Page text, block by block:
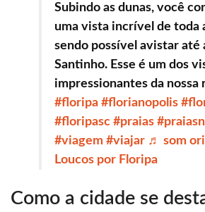
Subindo as dunas, você
uma vista incrível de toda
sendo possível avistar até
Santinho. Esse é um dos
impressionantes da nossa
#floripa #florianopolis
#floripasc #praias
#viagem #viajar ♬ som
Loucos por Floripa
Como a cidade se